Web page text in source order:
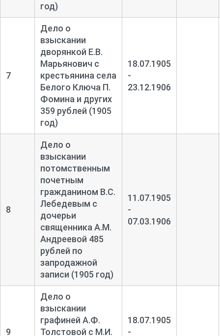
год)
7
Дело о
взыскании
дворянкой Е.В.
Марьянович с
крестьянина села
Белого Ключа П.
Фомина и других
359 рублей (1905
год)
18.07.1905
-
23.12.1906
8
Дело о
взыскании
потомственным
почетным
гражданином В.С.
Лебедевым с
дочерьи
священника А.М.
Андреевой 485
рублей по
запродажной
записи (1905 год)
11.07.1905
-
07.03.1906
9
Дело о
взыскании
графиней А.Ф.
Толстовой с М.И.
18.07.1905
-